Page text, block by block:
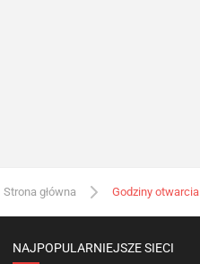
Strona główna Godziny otwarcia
NAJPOPULARNIEJSZE SIECI